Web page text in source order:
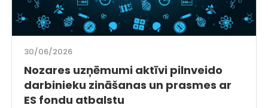
30/06/2026
Nozares uzņēmumi aktīvi pilnveido
darbinieku zināšanas un prasmes ar
ES fondu atbalstu